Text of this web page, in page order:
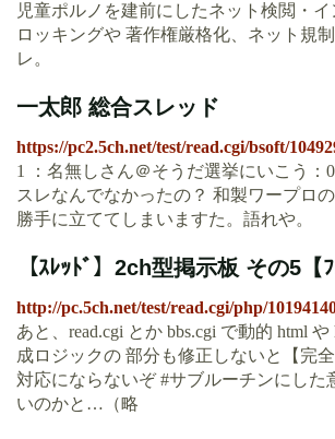
児童ポルノを建前にしたネット検閲・
ロッキングや 著作権厳格化、ネット規
レ。
一太郎 総合スレッド
https://pc2.5ch.net/test/read.cgi/bsoft/
1 ：名無しさん＠そうだ選挙にいこう：
スレなんでなかったの？ 和製ワープロの
勝手に立ててしまいますた。語れや。
【ｽﾚｯﾄﾞ】2ch型掲示板 その5【ﾌ
http://pc.5ch.net/test/read.cgi/php/
あと、read.cgi とか bbs.cgi で動的 html
成ロジックの 部分も修正しないと【完
対応にならないぞ #サブルーチンにした
いのかと…（略